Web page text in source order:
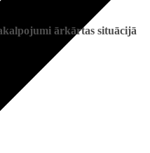
ārkārtas situācijā